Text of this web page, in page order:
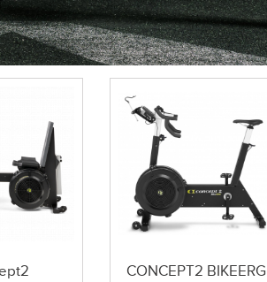
CONCEPT2 BIKEERG